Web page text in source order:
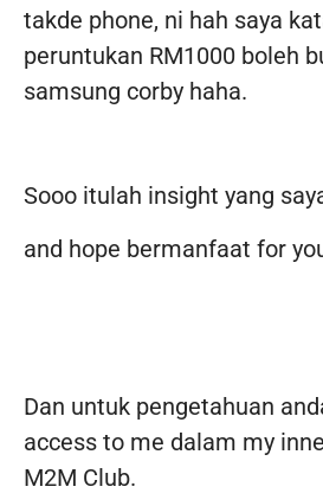
takde phone, ni hah saya
peruntukan RM1000 boleh
samsung corby haha.
Sooo itulah insight yang
and hope bermanfaat for
Dan untuk pengetahuan
access to me dalam my
M2M Club.